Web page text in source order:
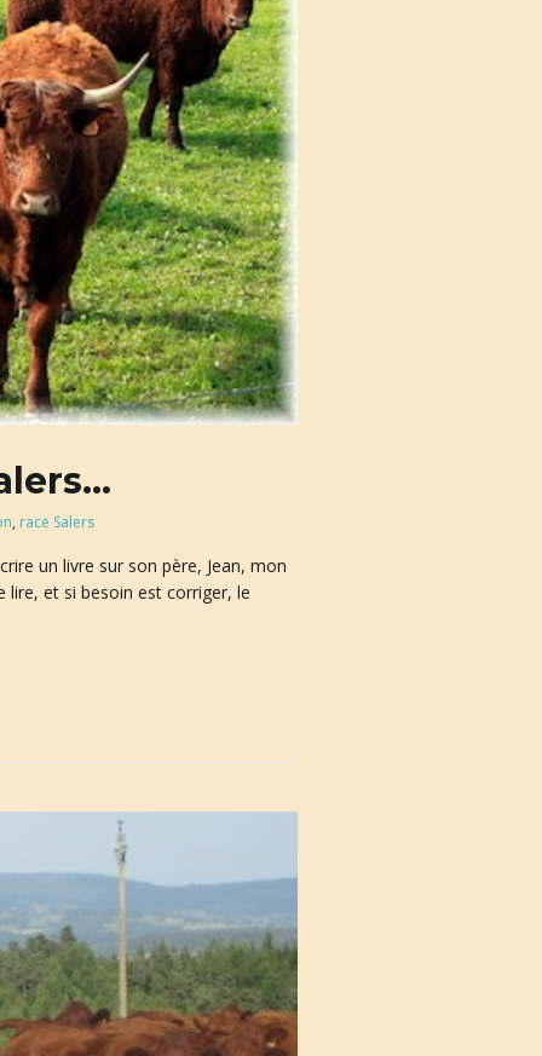
, race Salers
un livre sur son père, Jean, mon
lire, et si besoin est corriger, le